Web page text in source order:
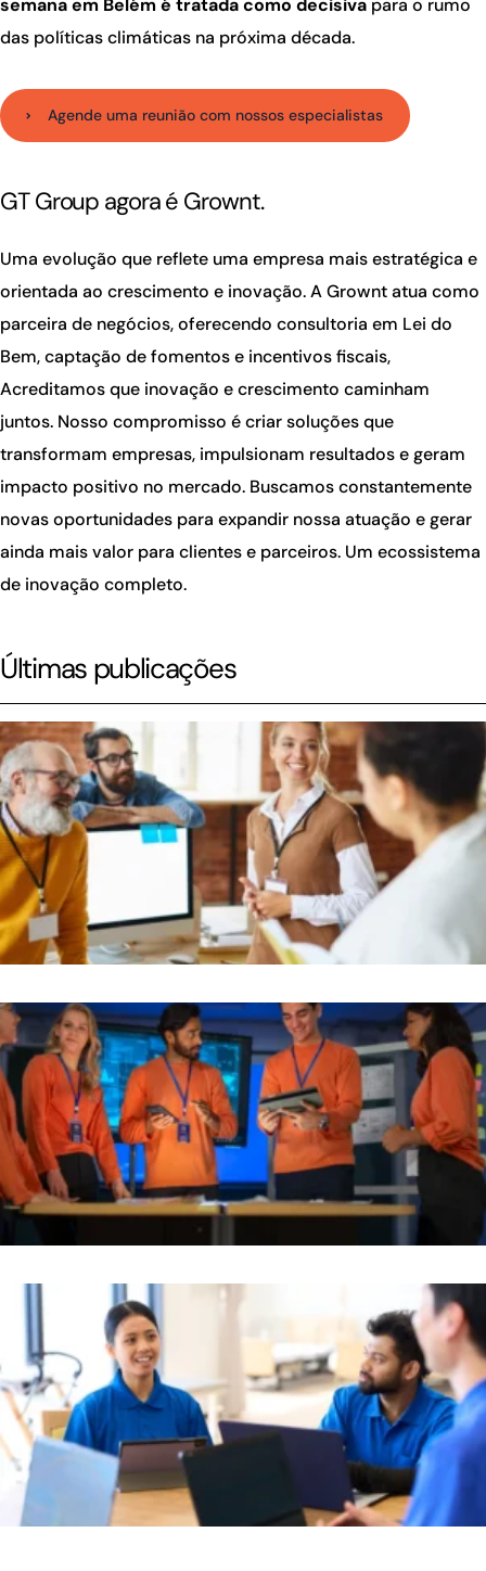
semana em Belém é tratada como decisiva para o rumo
das políticas climáticas na próxima década.
Agende uma reunião com nossos especialistas
GT Group agora é Grownt.
Uma evolução que reflete uma empresa mais estratégica e
orientada ao crescimento e inovação. A Grownt atua como
parceira de negócios, oferecendo consultoria em Lei do
Bem, captação de fomentos e incentivos fiscais,
Acreditamos que inovação e crescimento caminham
juntos. Nosso compromisso é criar soluções que
transformam empresas, impulsionam resultados e geram
impacto positivo no mercado. Buscamos constantemente
novas oportunidades para expandir nossa atuação e gerar
ainda mais valor para clientes e parceiros. Um ecossistema
de inovação completo.
Últimas publicações